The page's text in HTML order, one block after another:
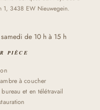
1, 3438 EW Nieuwegein.
de 10 h à 15 h
PIÈCE
à coucher
et en télétravail